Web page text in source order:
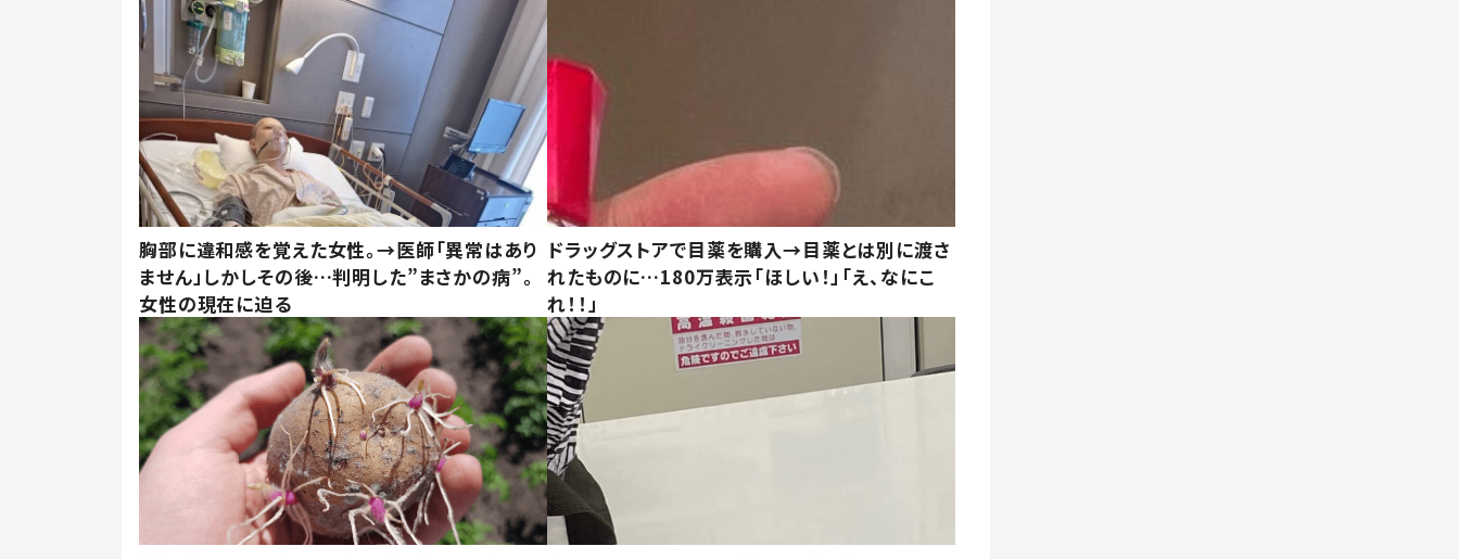
胸部に違和感を覚えた女性。→医師「異常はあり
ません」しかしその後…判明した”まさかの病”。
女性の現在に迫る
ドラッグストアで目薬を購入→目薬とは別に渡さ
れたものに…180万表示「ほしい！」「え、なにこ
れ！！」